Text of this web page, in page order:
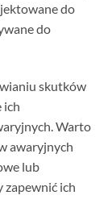
do
do
skutków
ich
Warto
awaryjnych
lub
zapewnić ich